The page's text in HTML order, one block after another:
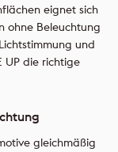
eignet sich
ohne Beleuchtung
und
UP die richtige
gleichmäßig